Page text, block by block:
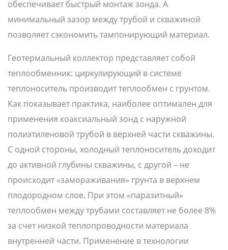
обеспечивает быстрый монтаж зонда. А
минимальный зазор между трубой и скважиной
позволяет сэкономить тампонирующий материал.
Геотермальный коллектор представляет собой
теплообменник: циркулирующий в системе
теплоноситель производит теплообмен с грунтом.
Как показывает практика, наиболее оптимален для
применения коаксиальный зонд с наружной
полиэтиленовой трубой в верхней части скважины.
С одной стороны, холодный теплоноситель доходит
до активной глубины скважины, с другой – не
происходит «замораживания» грунта в верхнем
плодородном слое. При этом «паразитный»
теплообмен между трубами составляет не более 8%
за счет низкой теплопроводности материала
внутренней части. Применение в технологии